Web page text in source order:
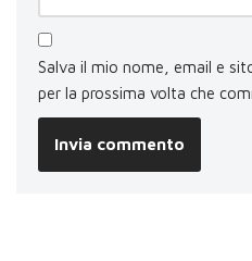
Salva il mio nome, email e
per la prossima volta che